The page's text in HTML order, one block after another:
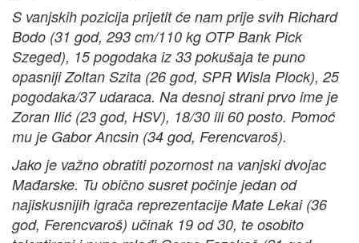
S vanjskih pozicija prijetit će nam prije svih Richard
Bodo (31 god, 293 cm/110 kg OTP Bank Pick
Szeged), 15 pogodaka iz 33 pokušaja te puno
opasniji Zoltan Szita (26 god, SPR Wisla Plock), 25
pogodaka/37 udaraca. Na desnoj strani prvo ime je
Zoran Ilić (23 god, HSV), 18/30 ili 60 posto. Pomoć
mu je Gabor Ancsin (34 god, Ferencvaroš).
Jako je važno obratiti pozornost na vanjski dvojac
Mađarske. Tu obično susret počinje jedan od
najiskusnijih igrača reprezentacije Mate Lekai (36
god, Ferencvaroš) učinak 19 od 30, te osobito